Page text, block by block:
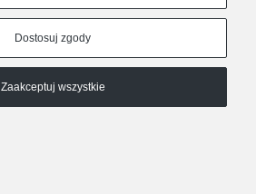
Dostosuj zgody
Zaakceptuj wszystkie